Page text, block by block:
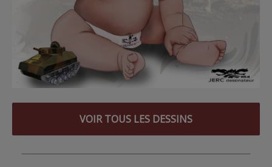
VOIR TOUS LES DESSINS